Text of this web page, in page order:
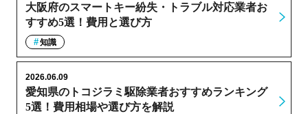
大阪府のスマートキー紛失・トラブル対応業者お
すすめ5選！費用と選び方
知識
愛知県のトコジラミ駆除業者おすすめランキング
5選！費用相場や選び方を解説
2026.06.09